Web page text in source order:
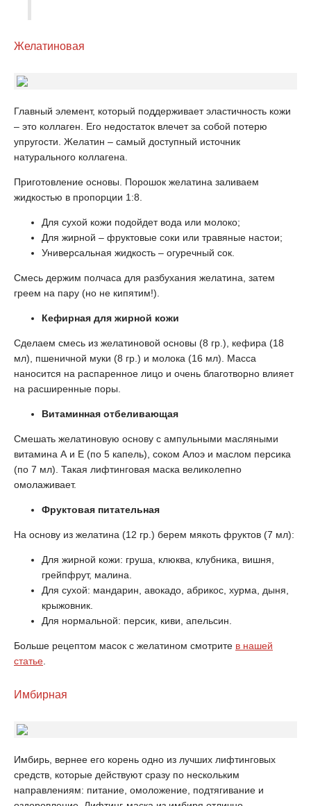
Желатиновая
Главный элемент, который поддерживает эластичность кожи
– это коллаген. Его недостаток влечет за собой потерю
упругости. Желатин – самый доступный источник
натурального коллагена.
Приготовление основы. Порошок желатина заливаем
жидкостью в пропорции 1:8.
Для сухой кожи подойдет вода или молоко;
Для жирной – фруктовые соки или травяные настои;
Универсальная жидкость – огуречный сок.
Смесь держим полчаса для разбухания желатина, затем
греем на пару (но не кипятим!).
Кефирная для жирной кожи
Сделаем смесь из желатиновой основы (8 гр.), кефира (18
мл), пшеничной муки (8 гр.) и молока (16 мл). Масса
наносится на распаренное лицо и очень благотворно влияет
на расширенные поры.
Витаминная отбеливающая
Смешать желатиновую основу с ампульными масляными
витамина А и Е (по 5 капель), соком Алоэ и маслом персика
(по 7 мл). Такая лифтинговая маска великолепно
омолаживает.
Фруктовая питательная
На основу из желатина (12 гр.) берем мякоть фруктов (7 мл):
Для жирной кожи: груша, клюква, клубника, вишня,
грейпфрут, малина.
Для сухой: мандарин, авокадо, абрикос, хурма, дыня,
крыжовник.
Для нормальной: персик, киви, апельсин.
Больше рецептом масок с желатином смотрите в нашей
статье
Имбирная
Имбирь, вернее его корень одно из лучших лифтинговых
средств, которые действуют сразу по нескольким
направлениям: питание, омоложение, подтягивание и